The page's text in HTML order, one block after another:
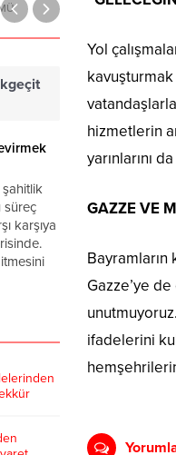
Yol
hizmetlerin
yarınlarını
GAZZE VE
Bayramların
Gazze’ye
ifadelerini
süreç
karşıya